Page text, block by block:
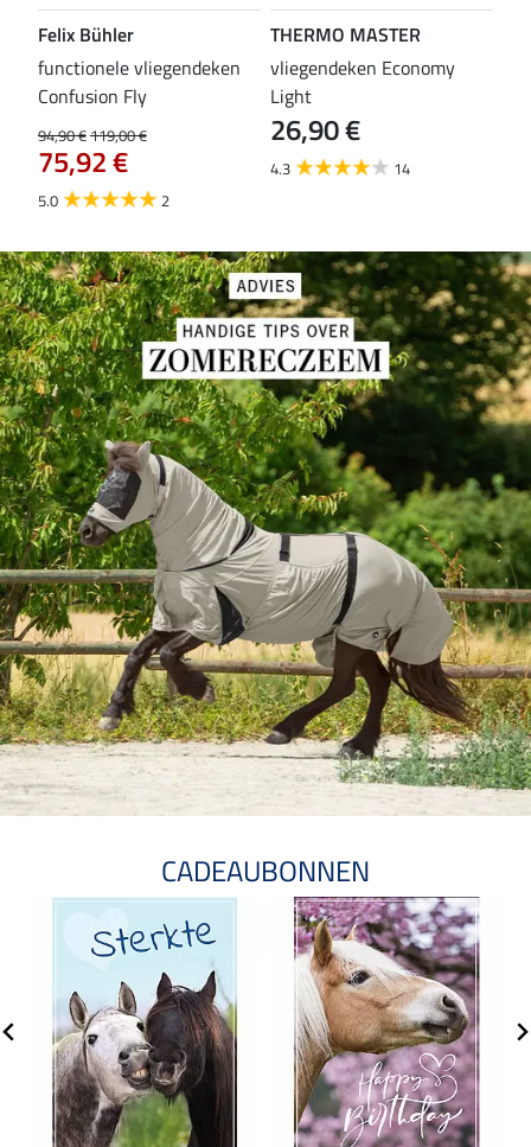
Felix Bühler
functionele vliegendeken
Confusion Fly
94,90 €119,00 €
75,92 €
5.0 2
THERMO MASTER
vliegendeken Economy
Light
26,90 €
4.3 14
CADEAUBONNEN